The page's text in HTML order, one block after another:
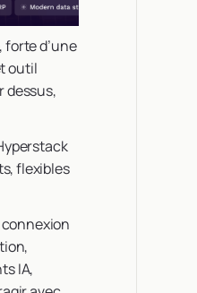
d’une
outil
dessus,
flexibles
IA,